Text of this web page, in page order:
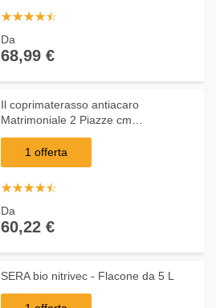
☆☆☆☆☆
★★★★★
Da
68,99 €
Il coprimaterasso antiacaro
Matrimoniale 2 Piazze cm
170X195+25
1 offerta
☆☆☆☆☆
★★★★★
Da
60,22 €
SERA bio nitrivec - Flacone da 5 L